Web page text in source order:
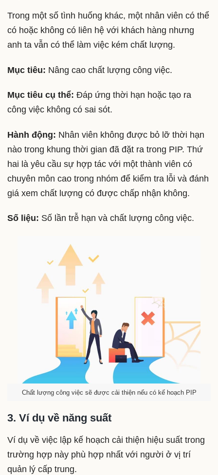
Trong một số tình huống khác, một nhân viên có thể
có hoặc không có liên hệ với khách hàng nhưng
anh ta vẫn có thể làm việc kém chất lượng.
Mục tiêu: Nâng cao chất lượng công việc.
Mục tiêu cụ thể: Đáp ứng thời hạn hoặc tạo ra
công việc không có sai sót.
Hành động: Nhân viên không được bỏ lỡ thời hạn
nào trong khung thời gian đã đặt ra trong PIP. Thứ
hai là yêu cầu sự hợp tác với một thành viên có
chuyên môn cao trong nhóm để kiểm tra lỗi và đánh
giá xem chất lượng có được chấp nhận không.
Số liệu: Số lần trễ hạn và chất lượng công việc.
Chất lượng công việc sẽ được cải thiện nếu có kế hoạch PIP
3. Ví dụ về năng suất
Ví dụ về việc lập kế hoạch cải thiện hiệu suất trong
trường hợp này phù hợp nhất với người ở vị trí
quản lý cấp trung.